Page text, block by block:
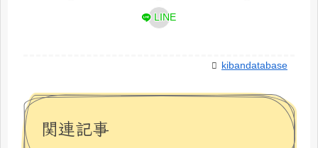
LINE
kibandatabase
関連記事